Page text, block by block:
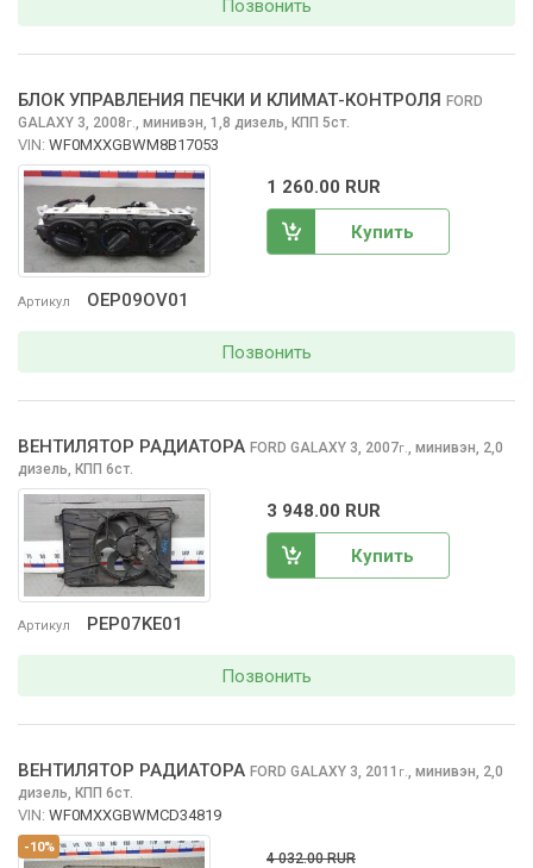
Позвонить
Артикул OEP09OV01
БЛОК УПРАВЛЕНИЯ ПЕЧКИ И КЛИМАТ-КОНТРОЛЯ FORD
GALAXY 3, 2008г. минивэн, 1,8 дизель, КПП 5ст.
VIN: WF0MXXGBWM8B17053
1 260.00 RUR
Купить
Позвонить
Артикул PEP07KE01
ВЕНТИЛЯТОР РАДИАТОРА FORD GALAXY 3, 2007г. минивэн, 2,0
дизель, КПП 6ст.
3 948.00 RUR
Купить
Позвонить
-10%
ВЕНТИЛЯТОР РАДИАТОРА FORD GALAXY 3, 2011 г. минивэн, 2,0
дизель, КПП 6ст.
VIN: WF0MXXGBWMCD34819
4 032.00 RUR